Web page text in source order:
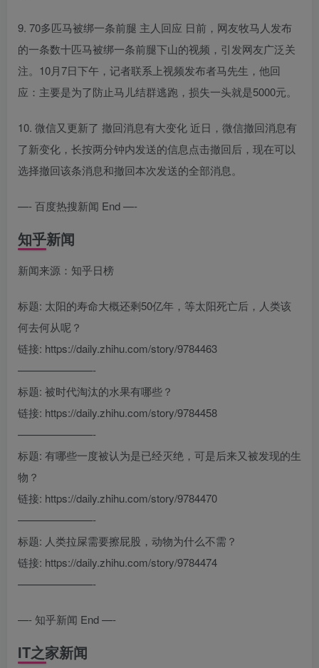
9. 70多匹马被绑一条前腿 主人回应 日前，网友牧马人发布
的一条数十匹马被绑一条前腿下山的视频，引发网友广泛关
注。10月7日下午，记者联系上视频发布者马先生，他回
应：主要是为了防止马儿结群逃跑，损失一头就是5000元。
10. 微信又更新了 撤回消息有大变化 近日，微信撤回消息有
了新变化，长按两分钟内发送的信息点击撤回后，现在可以
选择撤回该条消息和撤回本次发送的全部消息。
—- 百度热搜新闻 End —-
知乎新闻
新闻来源：知乎日榜
标题: 太阳的寿命大概还剩50亿年，等太阳死亡后，人类该
何去何从呢？
链接: https://daily.zhihu.com/story/9784463
———————-
标题: 被时代淘汰的水果有哪些？
链接: https://daily.zhihu.com/story/9784458
———————-
标题: 有哪些一度被认为是已经灭绝，可是后来又被发现的生
物？
链接: https://daily.zhihu.com/story/9784470
———————-
标题: 人类拉屎需要擦屁股，动物为什么不需？
链接: https://daily.zhihu.com/story/9784474
———————-
—- 知乎新闻 End —-
IT之家新闻